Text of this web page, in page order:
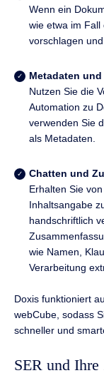
Wenn ein
wie etwa im Fall
vorschlagen
Metadaten
Nutzen Sie die
Automation zu
verwenden Sie
als Metadaten.
Chatten und
Erhalten Sie
Inhaltsangabe
handschriftlich
wie Namen,
Verarbeitung
Doxis funktioniert
webCube, sodass
schneller und
SER und